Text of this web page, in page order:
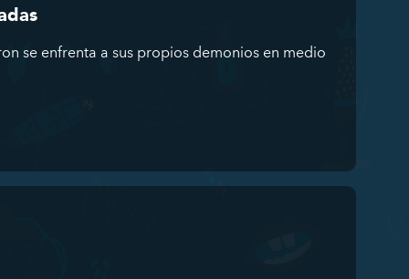
se enfrenta a sus propios demonios en medio